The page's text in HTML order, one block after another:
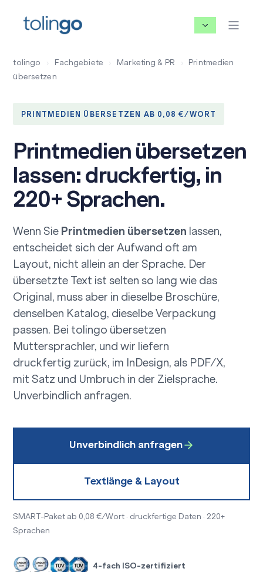
tolingo › Fachgebiete › Marketing & PR ›
Printmedien
übersetzen
PRINTMEDIEN ÜBERSETZEN AB 0,08 €/WORT
Printmedien übersetzen
lassen: druckfertig, in
220+ Sprachen.
Wenn Sie Printmedien übersetzen lassen,
entscheidet sich der Aufwand oft am
Layout, nicht allein an der Sprache. Der
übersetzte Text ist selten so lang wie das
Original, muss aber in dieselbe Broschüre,
denselben Katalog, dieselbe Verpackung
passen. Bei tolingo übersetzen
Muttersprachler, und wir liefern
druckfertig zurück, im InDesign, als PDF/X,
mit Satz und Umbruch in der Zielsprache.
Unverbindlich anfragen.
Unverbindlich anfragen
Textlänge & Layout
SMART-Paket ab 0,08 €/Wort · druckfertige Daten · 220+
Sprachen
4-fach ISO-zertifiziert